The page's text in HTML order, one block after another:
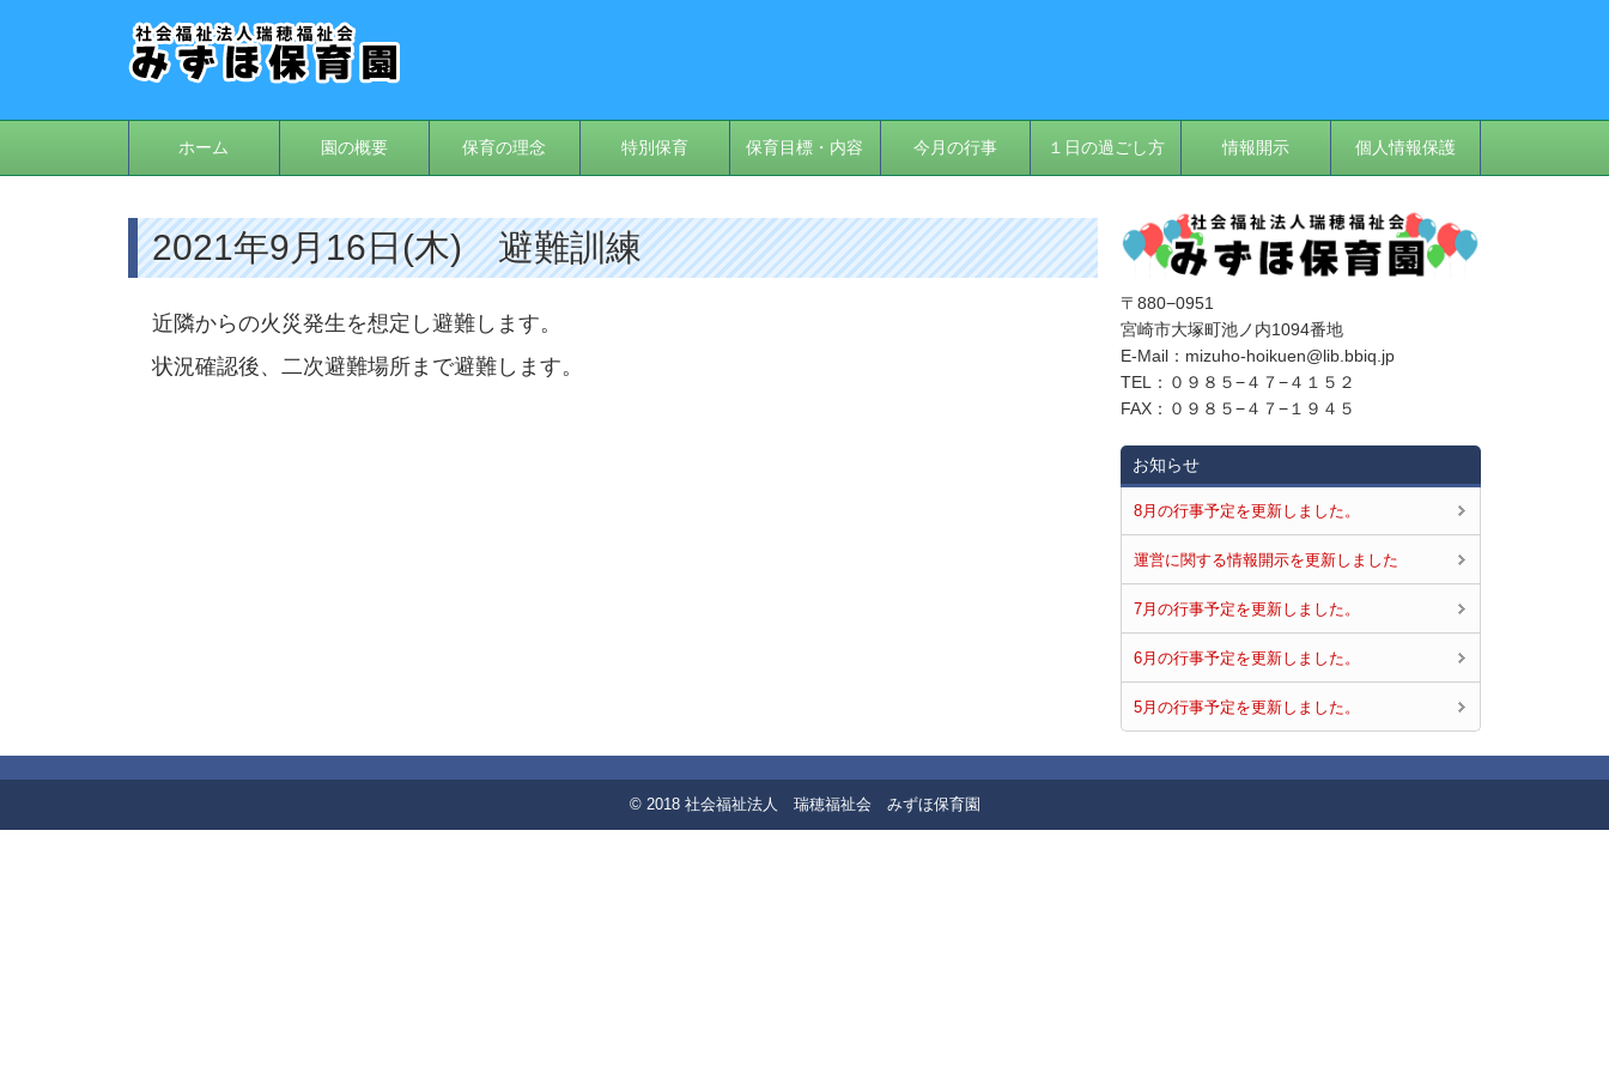
ホーム 園の概要 保育の理念 特別保育 保育目標・内容 今月の行事 １日の過ごし方 情報開示 個人情報保護
2021年9月16日(木) 避難訓練
近隣からの火災発生を想定し避難します。
状況確認後、二次避難場所まで避難します。
〒880−0951
宮崎市大塚町池ノ内1094番地
E‐Mail：mizuho-hoikuen@lib.bbiq.jp
TEL：０９８５−４７−４１５２
FAX：０９８５−４７−１９４５
お知らせ
8月の行事予定を更新しました。
運営に関する情報開示を更新しました
7月の行事予定を更新しました。
6月の行事予定を更新しました。
5月の行事予定を更新しました。
© 2018 社会福祉法人 瑞穂福祉会 みずほ保育園